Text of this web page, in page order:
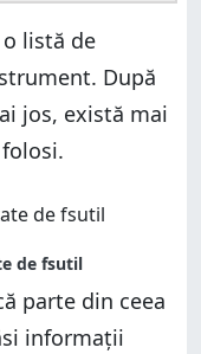
listă de
După
jos, există mai
parte din ceea
informații